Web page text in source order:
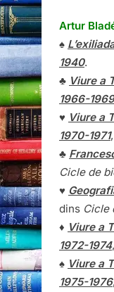
Artur
♠
1940.
♣ Viure a
1966-1969
♥ Viure a
1970-1971
♣
Cicle de
♥
dins Cicle
♦ Viure a
1972-1974
♠ Viure a
1975-1976